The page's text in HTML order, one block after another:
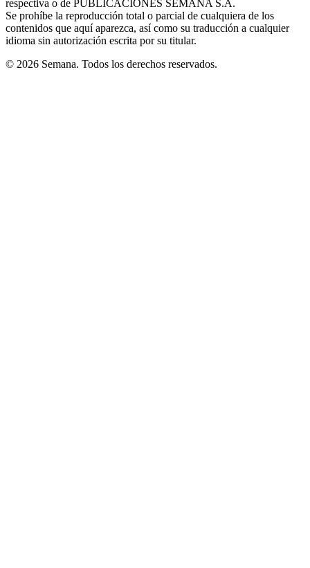
window
respectiva o de PUBLICACIONES SEMANA S.A.
Se prohíbe la reproducción total o parcial de cualquiera de los
contenidos que aquí aparezca, así como su traducción a cualquier
idioma sin autorización escrita por su titular.
© 2026 Semana. Todos los derechos reservados.